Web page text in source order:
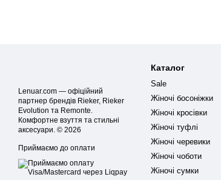
Lenuar.com — офіційний
партнер брендів Rieker, Rieker
Evolution та Remonte.
Комфортне взуття та стильні
аксесуари. © 2026
Приймаємо до оплати
Каталог
Sale
Жіночі босоніжки
Жіночі кросівки
Жіночі туфлі
Жіночі черевики
Жіночі чоботи
Жіночі сумки